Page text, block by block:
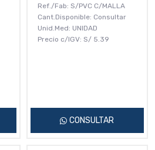
Ref./Fab: S/PVC C/MALLA
Cant.Disponible: Consultar
Unid.Med: UNIDAD
Precio c/IGV: S/ 5.39
CONSULTAR